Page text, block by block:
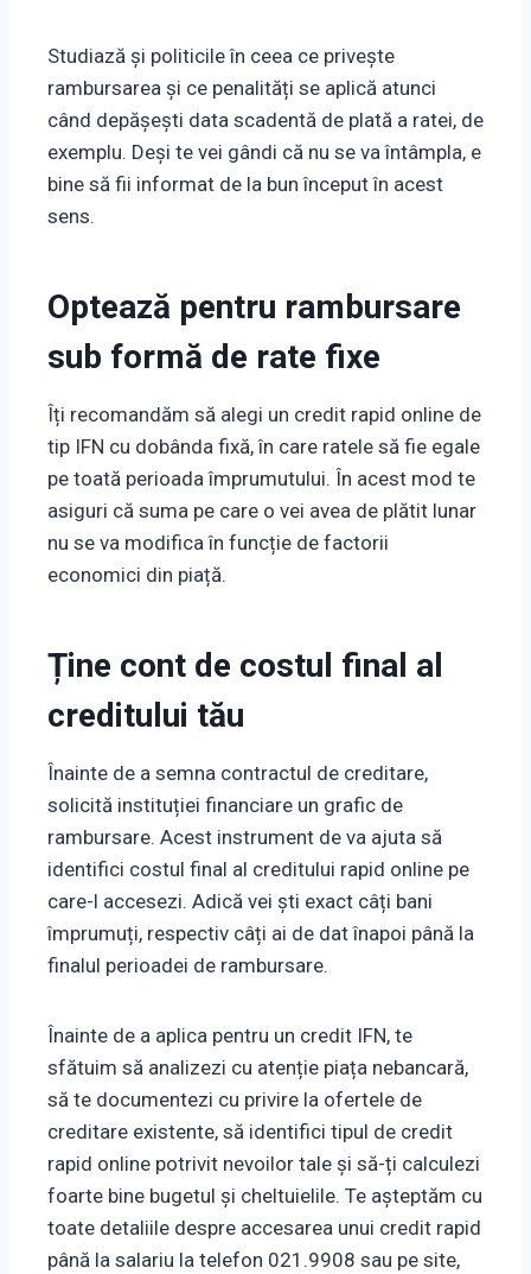
Studiază și politicile în ceea ce privește
rambursarea și ce penalități se aplică atunci
când depășești data scadentă de plată a ratei, de
exemplu. Deși te vei gândi că nu se va întâmpla, e
bine să fii informat de la bun început în acest
sens.
Optează pentru rambursare
sub formă de rate fixe
Îți recomandăm să alegi un credit rapid online de
tip IFN cu dobânda fixă, în care ratele să fie egale
pe toată perioada împrumutului. În acest mod te
asiguri că suma pe care o vei avea de plătit lunar
nu se va modifica în funcție de factorii
economici din piață.
Ține cont de costul final al
creditului tău
Înainte de a semna contractul de creditare,
solicită instituției financiare un grafic de
rambursare. Acest instrument de va ajuta să
identifici costul final al creditului rapid online pe
care-l accesezi. Adică vei ști exact câți bani
împrumuți, respectiv câți ai de dat înapoi până la
finalul perioadei de rambursare.
Înainte de a aplica pentru un credit IFN, te
sfătuim să analizezi cu atenție piața nebancară,
să te documentezi cu privire la ofertele de
creditare existente, să identifici tipul de credit
rapid online potrivit nevoilor tale și să-ți calculezi
foarte bine bugetul și cheltuielile. Te așteptăm cu
toate detaliile despre accesarea unui credit rapid
până la salariu la telefon 021.9908 sau pe site,